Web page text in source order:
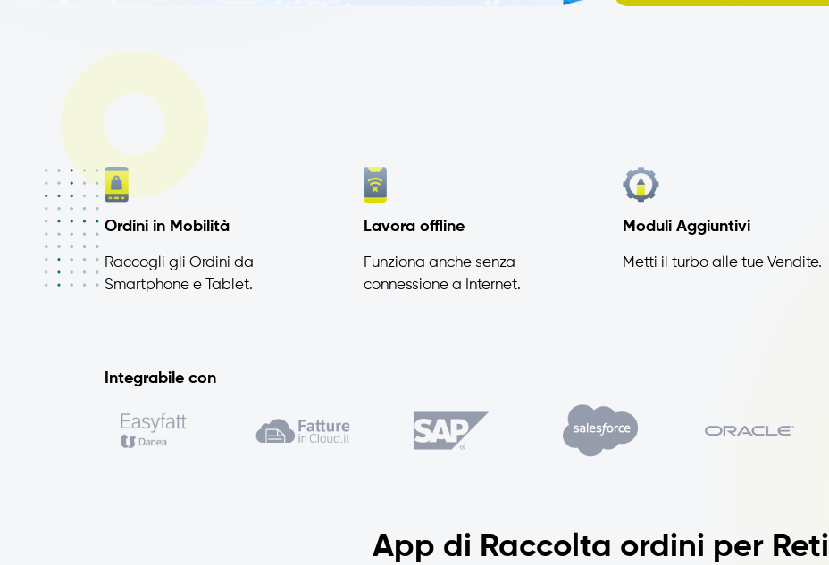
Ordini in Mobilità
Raccogli gli Ordini da
Smartphone e Tablet.
Lavora offline
Funziona anche senza
connessione a Internet.
Moduli Aggiuntivi
Metti il turbo alle tue Vendite.
Integrabile con
App di Raccolta ordini per Reti